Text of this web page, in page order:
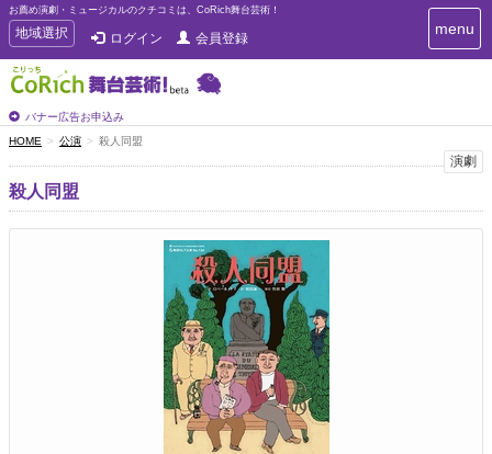
お薦め演劇・ミュージカルのクチコミは、CoRich舞台芸術！
T
o
g
g
e
n
a
v
i
地域選択 ログイン 会員登録
バナー広告お申込み
T
o
i
menu
HOME 公演 殺人同盟
演劇
殺人同盟